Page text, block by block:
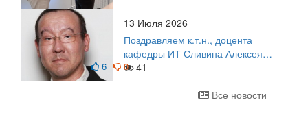
13 Июля 2026
Поздравляем к.т.н., доцента
кафедры ИТ Сливина Алексея
Николаевича с юбилеем!
6 0 41
Все новости